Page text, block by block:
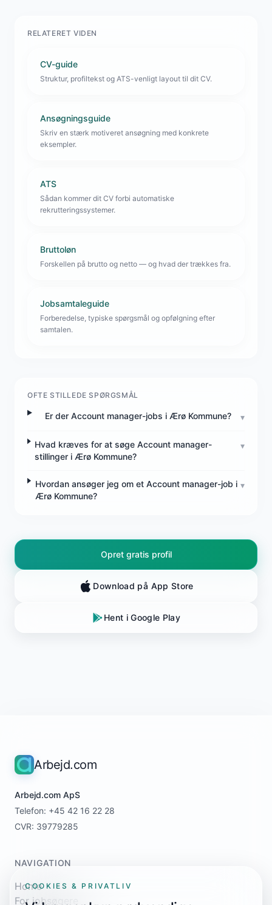
RELATERET VIDEN
CV-guide
Struktur, profiltekst og ATS-venligt layout til dit CV.
Ansøgningsguide
Skriv en stærk motiveret ansøgning med konkrete
eksempler.
ATS
Sådan kommer dit CV forbi automatiske
rekrutteringssystemer.
Bruttoløn
Forskellen på brutto og netto — og hvad der trækkes fra.
Jobsamtaleguide
Forberedelse, typiske spørgsmål og opfølgning efter
samtalen.
OFTE STILLEDE SPØRGSMÅL
Er der Account manager-jobs i Ærø Kommune? ▾
Hvad kræves for at søge Account manager-
stillinger i Ærø Kommune?
▾
Hvordan ansøger jeg om et Account manager-job i
Ærø Kommune?
▾
Opret gratis profil
Download på App Store
Hent i Google Play
Arbejd.com
Arbejd.com ApS
Telefon: +45 42 16 22 28
CVR: 39779285
NAVIGATION
Home
For jobsøgere
COOKIES & PRIVATLIV